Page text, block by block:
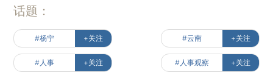
话题：
#杨宁 +关注 #云南 +关注
#人事 +关注 #人事观察 +关注